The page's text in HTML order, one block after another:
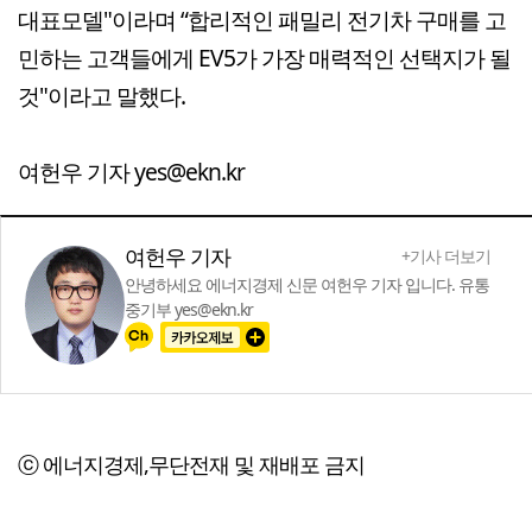
대표모델"이라며 “합리적인 패밀리 전기차 구매를 고
민하는 고객들에게 EV5가 가장 매력적인 선택지가 될
것"이라고 말했다.
여헌우 기자 yes@ekn.kr
여헌우 기자
+기사 더보기
안녕하세요 에너지경제 신문 여헌우 기자 입니다. 유통
중기부 yes@ekn.kr
ⓒ 에너지경제,무단전재 및 재배포 금지